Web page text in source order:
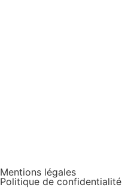
Mentions légales
Politique de confidentialité